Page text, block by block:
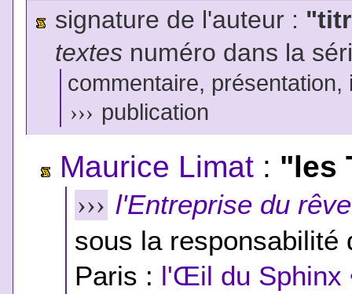
signature de l'auteur :
textesnuméro dans la
commentaire,
››› publication
Maurice Limat : "les
››› l'Entreprise du rêve
sous la
Paris : l'Œil du Sphinx